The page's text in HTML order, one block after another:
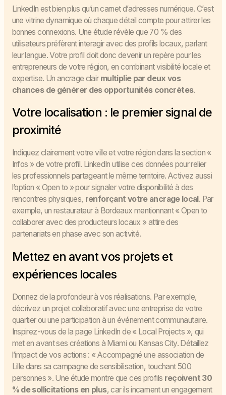
LinkedIn est bien plus qu’un carnet d’adresses numérique. C’est
une vitrine dynamique où chaque détail compte pour attirer les
bonnes connexions. Une étude révèle que 70 % des
utilisateurs préfèrent interagir avec des profils locaux, parlant
leur langue. Votre profil doit donc devenir un repère pour les
entrepreneurs de votre région, en combinant visibilité locale et
expertise. Un ancrage clair multiplie par deux vos
chances de générer des opportunités concrètes.
Votre localisation : le premier signal de
proximité
Indiquez clairement votre ville et votre région dans la section «
Infos » de votre profil. LinkedIn utilise ces données pour relier
les professionnels partageant le même territoire. Activez aussi
l’option « Open to » pour signaler votre disponibilité à des
rencontres physiques, renforçant votre ancrage local. Par
exemple, un restaurateur à Bordeaux mentionnant « Open to
collaborer avec des producteurs locaux » attire des
partenariats en phase avec son activité.
Mettez en avant vos projets et
expériences locales
Donnez de la profondeur à vos réalisations. Par exemple,
décrivez un projet collaboratif avec une entreprise de votre
quartier ou une participation à un événement communautaire.
Inspirez-vous de la page LinkedIn de « Local Projects », qui
met en avant ses créations à Miami ou Kansas City. Détaillez
l’impact de vos actions : « Accompagné une association de
Lille dans sa campagne de sensibilisation, touchant 500
personnes ». Une étude montre que ces profils reçoivent 30
% de sollicitations en plus, car ils incarnent un engagement